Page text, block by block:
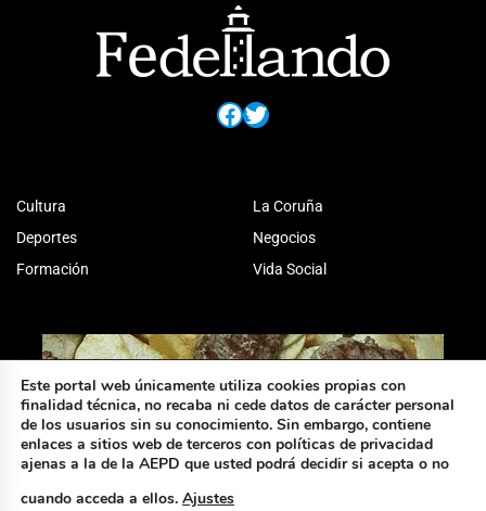
Facebook
Twitter
Cultura
Deportes
Formación
La Coruña
Negocios
Vida Social
Este portal web únicamente utiliza cookies propias con
finalidad técnica, no recaba ni cede datos de carácter personal
de los usuarios sin su conocimiento. Sin embargo, contiene
enlaces a sitios web de terceros con políticas de privacidad
ajenas a la de la AEPD que usted podrá decidir si acepta o no
cuando acceda a ellos. Ajustes